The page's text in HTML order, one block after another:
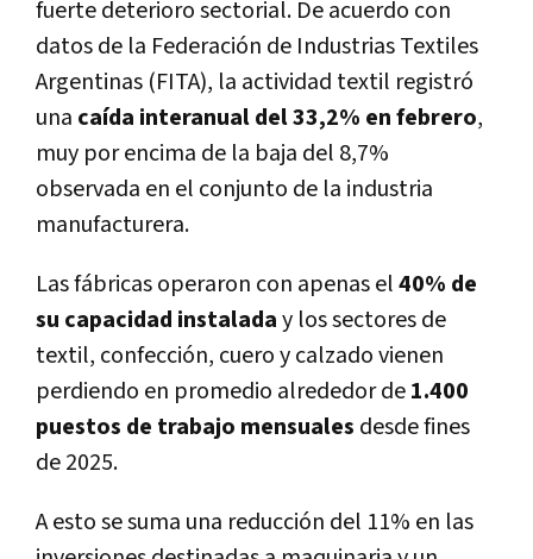
fuerte deterioro sectorial. De acuerdo con
datos de la Federación de Industrias Textiles
Argentinas (FITA), la actividad textil registró
una caída interanual del 33,2% en febrero,
muy por encima de la baja del 8,7%
observada en el conjunto de la industria
manufacturera.
Las fábricas operaron con apenas el40% de
su capacidad instaladay los sectores de
textil, confección, cuero y calzado vienen
perdiendo en promedio alrededor de1.400
puestos de trabajo mensuales desde fines
de 2025.
A esto se suma una reducción del 11% en las